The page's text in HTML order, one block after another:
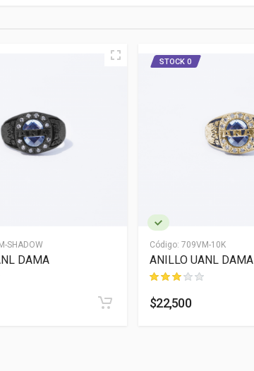
SHADOW
DAMA
Código: 709VM-10K
STOCK 0
ANILLO UANL DAMA
$22,500